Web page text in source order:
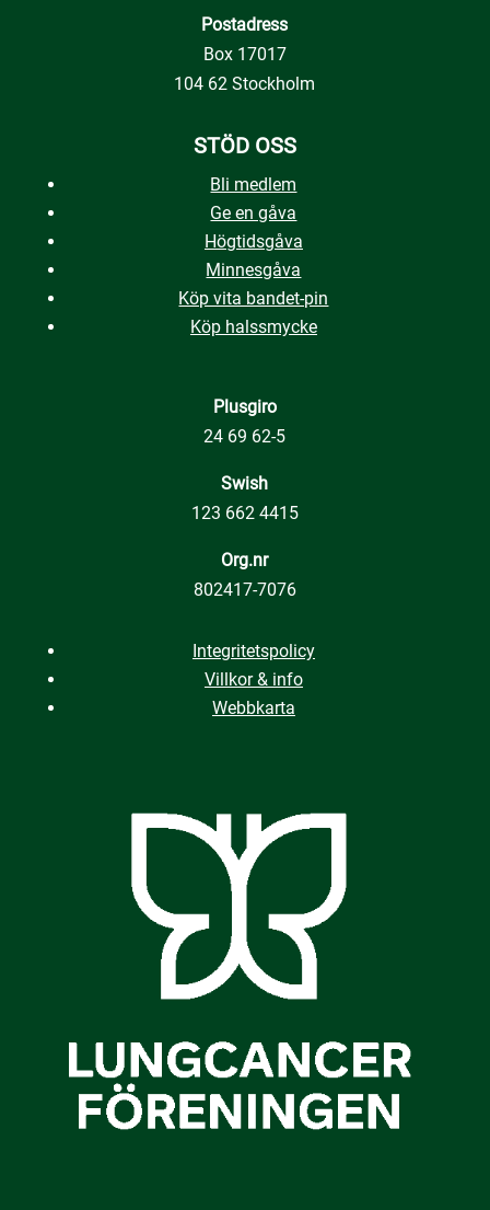
Postadress
Box 17017
104 62 Stockholm
STÖD OSS
Bli medlem
Ge en gåva
Högtidsgåva
Minnesgåva
Köp vita bandet-pin
Köp halssmycke
Plusgiro
24 69 62-5
Swish
123 662 4415
Org.nr
802417-7076
Integritetspolicy
Villkor & info
Webbkarta